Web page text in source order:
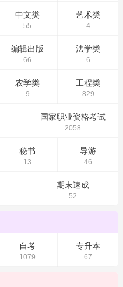
中文类
55
艺术类
4
编辑出版
66
法学类
6
农学类
9
工程类
829
国家职业资格考试
2058
秘书
13
导游
46
期末速成
52
自考
1079
专升本
67